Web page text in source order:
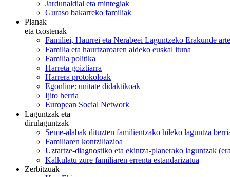
Jardunaldial eta mintegiak
Guraso bakarreko familiak
Planak
eta txostenak
Familiei, Haurrei eta Nerabeei Laguntzeko Erakunde
Familia eta haurtzaroaren aldeko euskal ituna
Familia politika
Harreta goiztiarra
Harrera protokoloak
Egonline: unitate didaktikoak
Ijito herria
European Social Network
Laguntzak eta
dirulaguntzak
Seme-alabak dituzten familientzako hileko laguntza
Familiaren kontziliazioa
Uztartze-diagnostiko eta ekintza-planerako laguntzak
Kalkulatu zure familiaren errenta estandarizatua
Zerbitzuak